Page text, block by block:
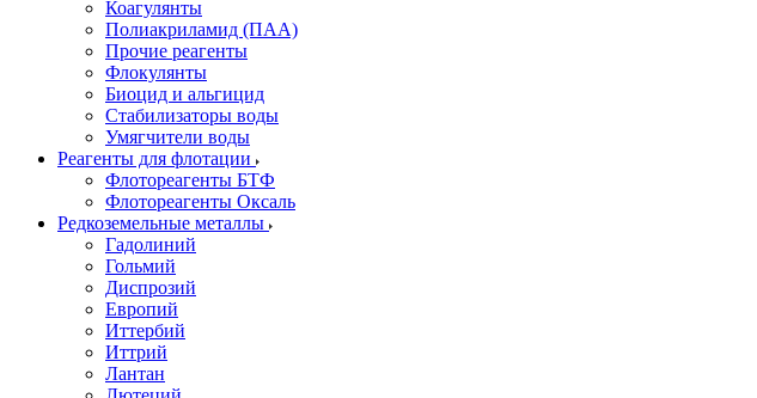
Коагулянты
Полиакриламид (ПАА)
Прочие реагенты
Флокулянты
Биоцид и альгицид
Стабилизаторы воды
Умягчители воды
Реагенты для флотации
Флотореагенты БТФ
Флотореагенты Оксаль
Редкоземельные металлы
Гадолиний
Гольмий
Диспрозий
Европий
Иттербий
Иттрий
Лантан